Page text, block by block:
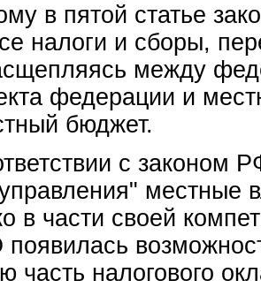
в пятой статье
налоги и сборы,
между
федерации и
бюджет.
с законом
местные
в части своей
часть налогового